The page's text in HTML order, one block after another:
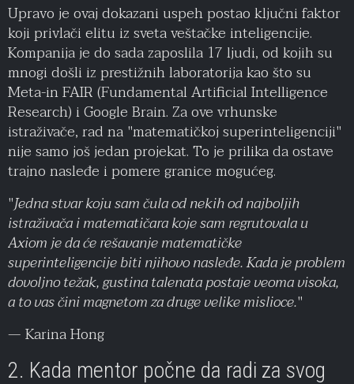
Upravo je ovaj dokazani uspeh postao ključni faktor
koji privlači elitu iz sveta veštačke inteligencije.
Kompanija je do sada zaposlila 17 ljudi, od kojih su
mnogi došli iz prestižnih laboratorija kao što su
Meta-in FAIR (Fundamental Artificial Intelligence
Research) i Google Brain. Za ove vrhunske
istraživače, rad na "matematičkoj superinteligenciji"
nije samo još jedan projekat. To je prilika da ostave
trajno nasleđe i pomere granice mogućeg.
"Jedna stvar koju sam čula od nekih od najboljih
istraživača i matematičara koje sam regrutovala u
Axiom je da će rešavanje matematičke
superinteligencije biti njihovo nasleđe. Kada je problem
dovoljno težak, gustina talenata postaje veoma visoka,
a to vas čini magnetom za druge velike mislioce."
— Karina Hong
2. Kada mentor počne da radi za svog